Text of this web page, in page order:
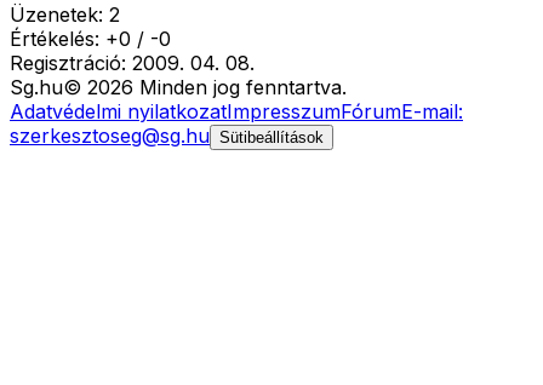
Üzenetek: 2
Értékelés: +0 / -0
Regisztráció: 2009. 04. 08.
Sg.hu© 2026 Minden jog fenntartva.
Adatvédelmi nyilatkozatImpresszumFórumE-mail:
szerkesztoseg@sg.hu Sütibeállítások